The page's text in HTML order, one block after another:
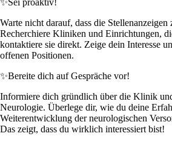
✨Sei proaktiv!
Warte nicht darauf, dass die Stellenanzeigen
Recherchiere Kliniken und Einrichtungen,
kontaktiere sie direkt. Zeige dein Interesse
offenen Positionen.
✨Bereite dich auf Gespräche vor!
Informiere dich gründlich über die Klinik
Neurologie. Überlege dir, wie du deine
Weiterentwicklung der neurologischen
Das zeigt, dass du wirklich interessiert bist!